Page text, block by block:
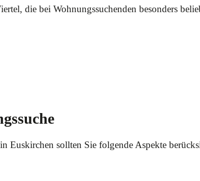
die bei Wohnungssuchenden besonders
Euskirchen sollten Sie folgende Aspekte